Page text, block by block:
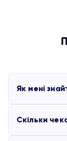
Як мені
Скільки